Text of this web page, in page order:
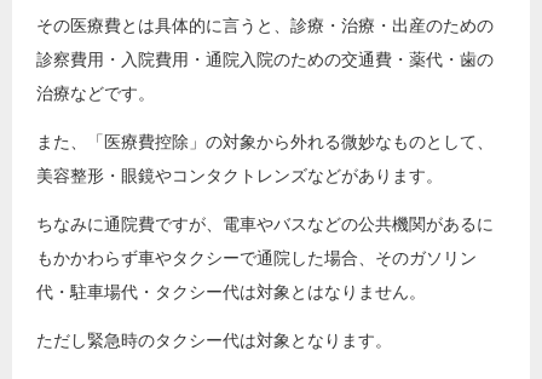
その医療費とは具体的に言うと、診療・治療・出産のための
診察費用・入院費用・通院入院のための交通費・薬代・歯の
治療などです。
また、「医療費控除」の対象から外れる微妙なものとして、
美容整形・眼鏡やコンタクトレンズなどがあります。
ちなみに通院費ですが、電車やバスなどの公共機関があるに
もかかわらず車やタクシーで通院した場合、そのガソリン
代・駐車場代・タクシー代は対象とはなりません。
ただし緊急時のタクシー代は対象となります。